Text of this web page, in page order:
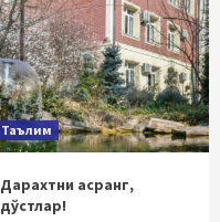
Таълим
Дарахтни асранг,
дўстлар!